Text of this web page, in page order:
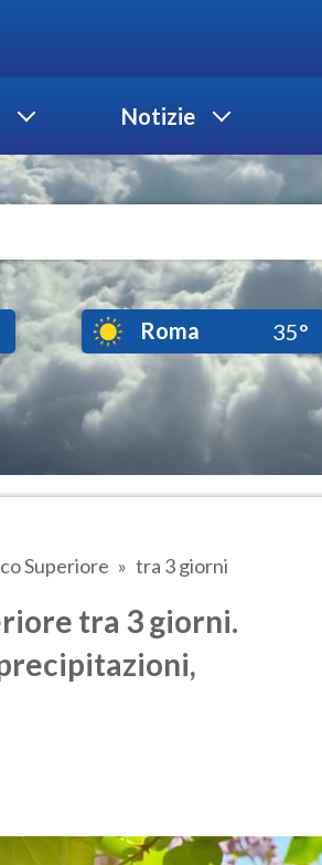
Notizie
Roma 35°
Superiore tra 3 giorni
tra 3 giorni.